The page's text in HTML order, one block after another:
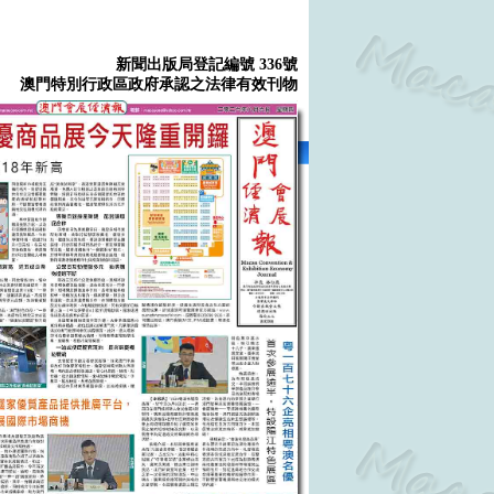
新聞出版局登記編號 336號
澳門特別行政區政府承認之法律有效刊物